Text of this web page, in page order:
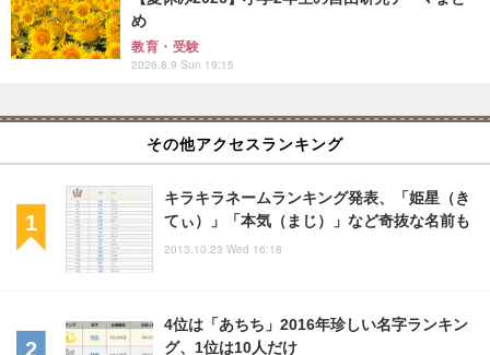
め
教育・受験
2026.8.9 Sun 19:15
その他アクセスランキング
キラキラネームランキング発表、「姫星（き
てぃ）」「本気（まじ）」など奇抜な名前も
2013.10.23 Wed 16:18
4位は「あちち」2016年珍しい名字ランキン
グ、1位は10人だけ